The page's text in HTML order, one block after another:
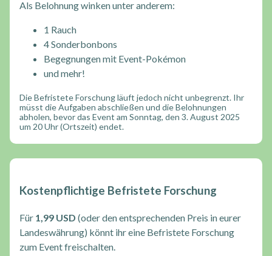
Als Belohnung winken unter anderem:
1 Rauch
4 Sonderbonbons
Begegnungen mit Event-Pokémon
und mehr!
Die Befristete Forschung läuft jedoch nicht unbegrenzt. Ihr
müsst die Aufgaben abschließen und die Belohnungen
abholen, bevor das Event am Sonntag, den 3. August 2025
um 20 Uhr (Ortszeit) endet.
Kostenpflichtige Befristete Forschung
Für 1,99 USD (oder den entsprechenden Preis in eurer
Landeswährung) könnt ihr eine Befristete Forschung
zum Event freischalten.